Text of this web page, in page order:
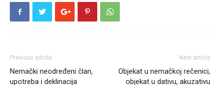
Previous article
Nemački neodređeni član,
upotreba i deklinacija
Next article
Objekat u nemačkoj rečenici,
objekat u dativu, akuzativu